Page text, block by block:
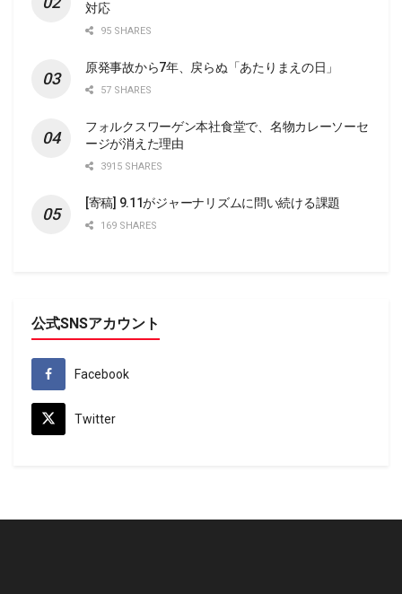
対応
95 SHARES
原発事故から7年、戻らぬ「あたりまえの日」
57 SHARES
フォルクスワーゲン本社食堂で、名物カレーソーセ
ージが消えた理由
3915 SHARES
[寄稿] 9.11がジャーナリズムに問い続ける課題
169 SHARES
公式SNSアカウント
Facebook
Twitter